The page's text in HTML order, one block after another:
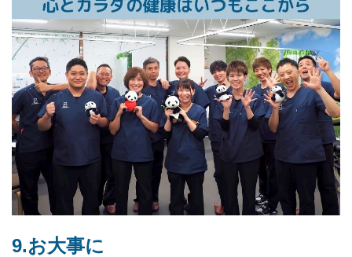
9.お大事に